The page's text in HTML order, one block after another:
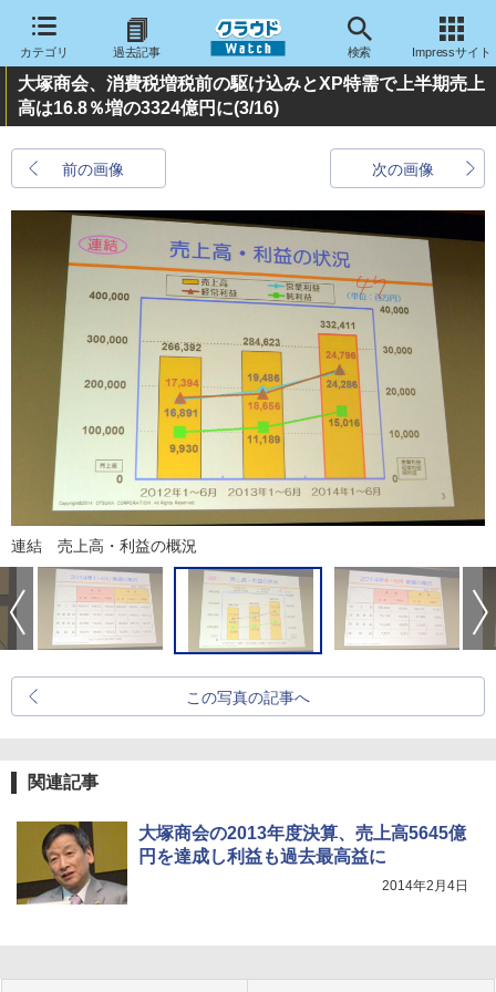
カテゴリ 過去記事 検索 Impressサイト
大塚商会、消費税増税前の駆け込みとXP特需で上半期売上
高は16.8％増の3324億円に(3/16)
前の画像 次の画像
連結 売上高・利益の概況
この写真の記事へ
関連記事
大塚商会の2013年度決算、売上高5645億
円を達成し利益も過去最高益に
2014年2月4日